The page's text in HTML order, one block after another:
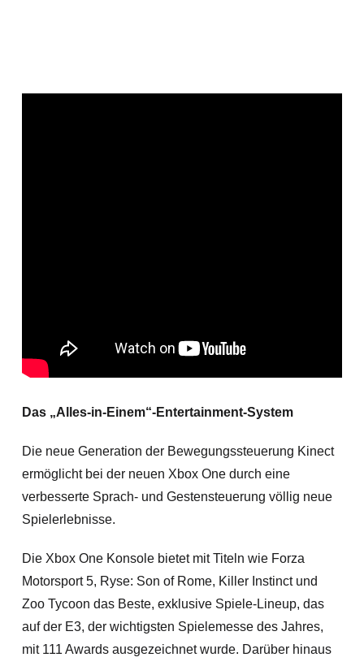
Das „Alles-in-Einem“-Entertainment-System
Die neue Generation der Bewegungssteuerung Kinect
ermöglicht bei der neuen Xbox One durch eine
verbesserte Sprach- und Gestensteuerung völlig neue
Spielerlebnisse.
Die Xbox One Konsole bietet mit Titeln wie Forza
Motorsport 5, Ryse: Son of Rome, Killer Instinct und
Zoo Tycoon das Beste, exklusive Spiele-Lineup, das
auf der E3, der wichtigsten Spielemesse des Jahres,
mit 111 Awards ausgezeichnet wurde. Darüber hinaus